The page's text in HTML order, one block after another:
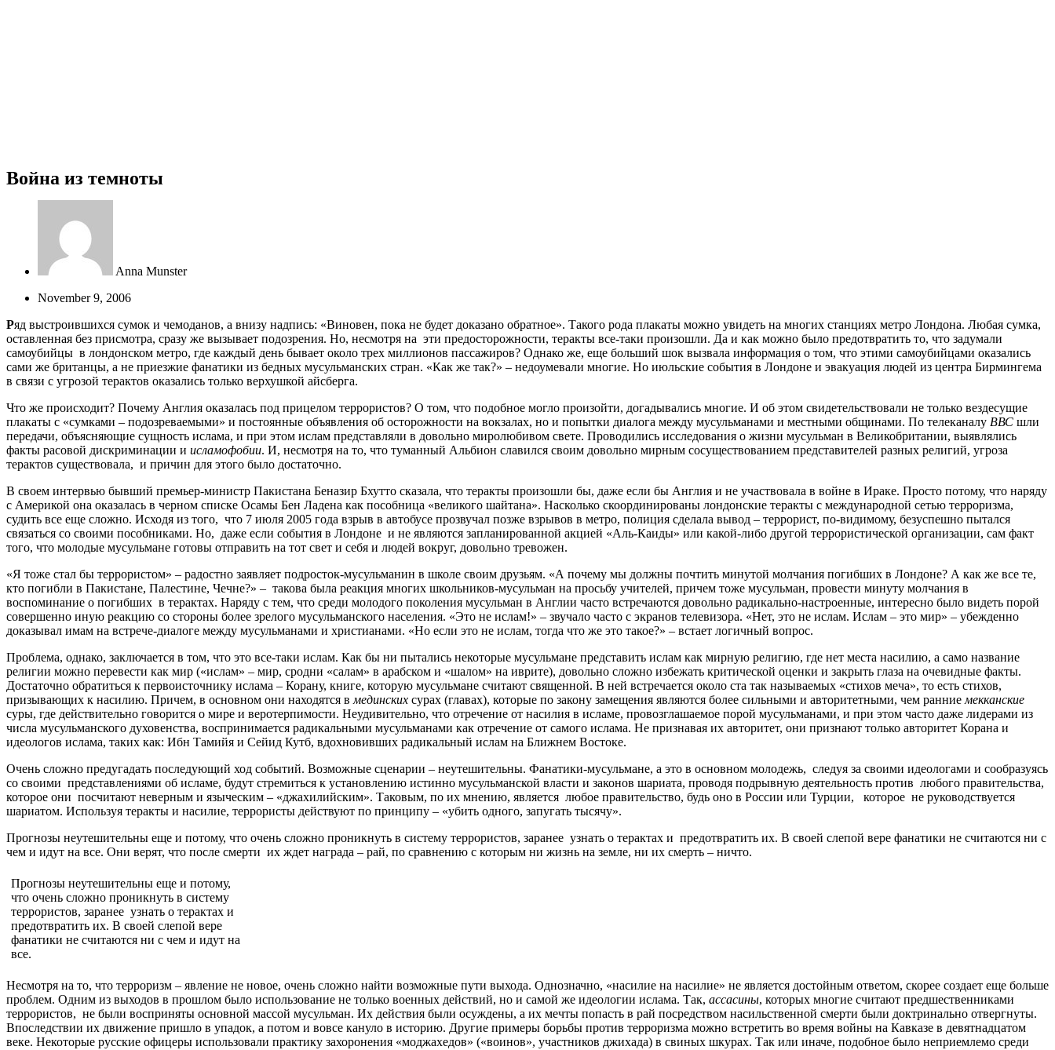
Война из темноты
Anna Munster
November 9, 2006
Ряд выстроившихся сумок и чемоданов, а внизу надпись: «Виновен, пока не будет доказано обратное». Такого рода плакаты можно увидеть на многих станциях метро Лондона. Любая сумка,
оставленная без присмотра, сразу же вызывает подозрения. Но, несмотря на эти предосторожности, теракты все-таки произошли. Да и как можно было предотвратить то, что задумали
самоубийцы в лондонском метро, где каждый день бывает около трех миллионов пассажиров? Однако же, еще больший шок вызвала информация о том, что этими самоубийцами оказались
сами же британцы, а не приезжие фанатики из бедных мусульманских стран. «Как же так?» – недоумевали многие. Но июльские события в Лондоне и эвакуация людей из центра Бирмингема
в связи с угрозой терактов оказались только верхушкой айсберга.
Что же происходит? Почему Англия оказалась под прицелом террористов? О том, что подобное могло произойти, догадывались многие. И об этом свидетельствовали не только вездесущие
плакаты с «сумками – подозреваемыми» и постоянные объявления об осторожности на вокзалах, но и попытки диалога между мусульманами и местными общинами. По телеканалу ВВС шли
передачи, объясняющие сущность ислама, и при этом ислам представляли в довольно миролюбивом свете. Проводились исследования о жизни мусульман в Великобритании, выявлялись
факты расовой дискриминации и исламофобии. И, несмотря на то, что туманный Альбион славился своим довольно мирным сосуществованием представителей разных религий, угроза
терактов существовала, и причин для этого было достаточно.
В своем интервью бывший премьер-министр Пакистана Беназир Бхутто сказала, что теракты произошли бы, даже если бы Англия и не участвовала в войне в Ираке. Просто потому, что наряду
с Америкой она оказалась в черном списке Осамы Бен Ладена как пособница «великого шайтана». Насколько скоординированы лондонские теракты с международной сетью терроризма,
судить все еще сложно. Исходя из того, что 7 июля 2005 года взрыв в автобусе прозвучал позже взрывов в метро, полиция сделала вывод – террорист, по-видимому, безуспешно пытался
связаться со своими пособниками. Но, даже если события в Лондоне и не являются запланированной акцией «Аль-Каиды» или какой-либо другой террористической организации, сам факт
того, что молодые мусульмане готовы отправить на тот свет и себя и людей вокруг, довольно тревожен.
«Я тоже стал бы террористом» – радостно заявляет подросток-мусульманин в школе своим друзьям. «А почему мы должны почтить минутой молчания погибших в Лондоне? А как же все те,
кто погибли в Пакистане, Палестине, Чечне?» – такова была реакция многих школьников-мусульман на просьбу учителей, причем тоже мусульман, провести минуту молчания в
воспоминание о погибших в терактах. Наряду с тем, что среди молодого поколения мусульман в Англии часто встречаются довольно радикально-настроенные, интересно было видеть порой
совершенно иную реакцию со стороны более зрелого мусульманского населения. «Это не ислам!» – звучало часто с экранов телевизора. «Нет, это не ислам. Ислам – это мир» – убежденно
доказывал имам на встрече-диалоге между мусульманами и христианами. «Но если это не ислам, тогда что же это такое?» – встает логичный вопрос.
Проблема, однако, заключается в том, что это все-таки ислам. Как бы ни пытались некоторые мусульмане представить ислам как мирную религию, где нет места насилию, а само название
религии можно перевести как мир («ислам» – мир, сродни «салам» в арабском и «шалом» на иврите), довольно сложно избежать критической оценки и закрыть глаза на очевидные факты.
Достаточно обратиться к первоисточнику ислама – Корану, книге, которую мусульмане считают священной. В ней встречается около ста так называемых «стихов меча», то есть стихов,
призывающих к насилию. Причем, в основном они находятся в мединских сурах (главах), которые по закону замещения являются более сильными и авторитетными, чем ранние мекканские
суры, где действительно говорится о мире и веротерпимости. Неудивительно, что отречение от насилия в исламе, провозглашаемое порой мусульманами, и при этом часто даже лидерами из
числа мусульманского духовенства, воспринимается радикальными мусульманами как отречение от самого ислама. Не признавая их авторитет, они признают только авторитет Корана и
идеологов ислама, таких как: Ибн Тамийя и Сейид Кутб, вдохновивших радикальный ислам на Ближнем Востоке.
Очень сложно предугадать последующий ход событий. Возможные сценарии – неутешительны. Фанатики-мусульмане, а это в основном молодежь, следуя за своими идеологами и сообразуясь
со своими представлениями об исламе, будут стремиться к установлению истинно мусульманской власти и законов шариата, проводя подрывную деятельность против любого правительства,
которое они посчитают неверным и языческим – «джахилийским». Таковым, по их мнению, является любое правительство, будь оно в России или Турции, которое не руководствуется
шариатом. Используя теракты и насилие, террористы действуют по принципу – «убить одного, запугать тысячу».
Прогнозы неутешительны еще и потому, что очень сложно проникнуть в систему террористов, заранее узнать о терактах и предотвратить их. В своей слепой вере фанатики не считаются ни с
чем и идут на все. Они верят, что после смерти их ждет награда – рай, по сравнению с которым ни жизнь на земле, ни их смерть – ничто.
Прогнозы неутешительны еще и потому,
что очень сложно проникнуть в систему
террористов, заранее узнать о терактах и
предотвратить их. В своей слепой вере
фанатики не считаются ни с чем и идут на
все.
Несмотря на то, что терроризм – явление не новое, очень сложно найти возможные пути выхода. Однозначно, «насилие на насилие» не является достойным ответом, скорее создает еще больше
проблем. Одним из выходов в прошлом было использование не только военных действий, но и самой же идеологии ислама. Так, ассасины, которых многие считают предшественниками
террористов, не были восприняты основной массой мусульман. Их действия были осуждены, а их мечты попасть в рай посредством насильственной смерти были доктринально отвергнуты.
Впоследствии их движение пришло в упадок, а потом и вовсе кануло в историю. Другие примеры борьбы против терроризма можно встретить во время войны на Кавказе в девятнадцатом
веке. Некоторые русские офицеры использовали практику захоронения «моджахедов» («воинов», участников джихада) в свиных шкурах. Так или иначе, подобное было неприемлемо среди